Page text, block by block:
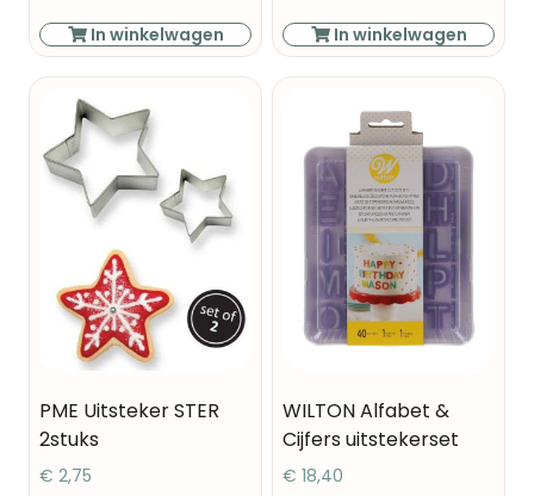
In winkelwagen In winkelwagen
PME Uitsteker STER
2stuks
€ 2,75
WILTON Alfabet &
Cijfers uitstekerset
€ 18,40